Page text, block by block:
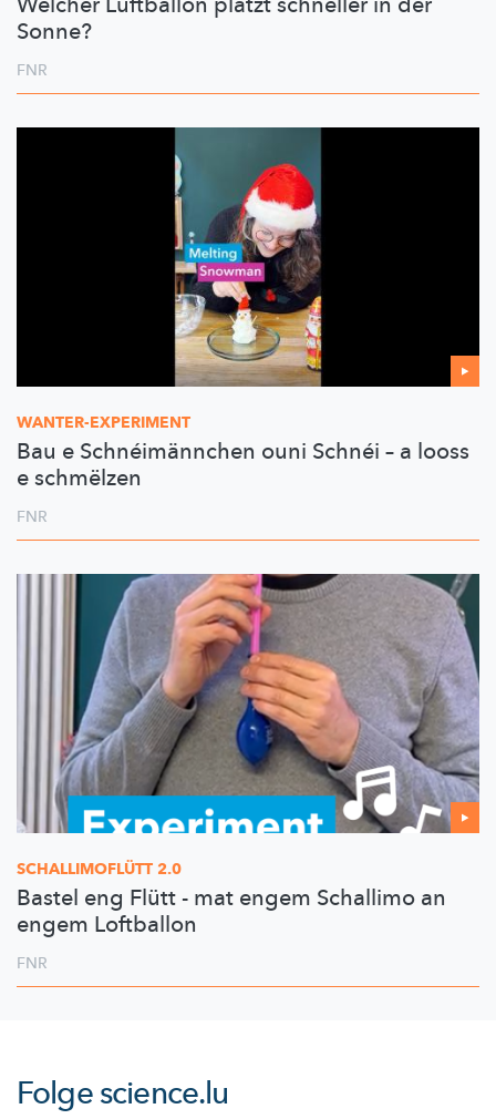
Sonne?
FNR
WANTER-EXPERIMENT
Bau e Schnéimännchen ouni Schnéi – a looss
e schmëlzen
FNR
SCHALLIMOFLÜTT 2.0
Bastel eng Flütt - mat engem Schallimo an
engem Loftballon
FNR
Folgescience.lu